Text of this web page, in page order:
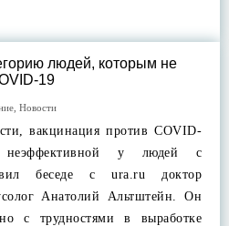
людей, которым не
19
Новости
вакцинация против COVID-
неэффективной у людей с
беседе с ura.ru доктор
Анатолий Альтштейн. Он
с трудностями в выработке